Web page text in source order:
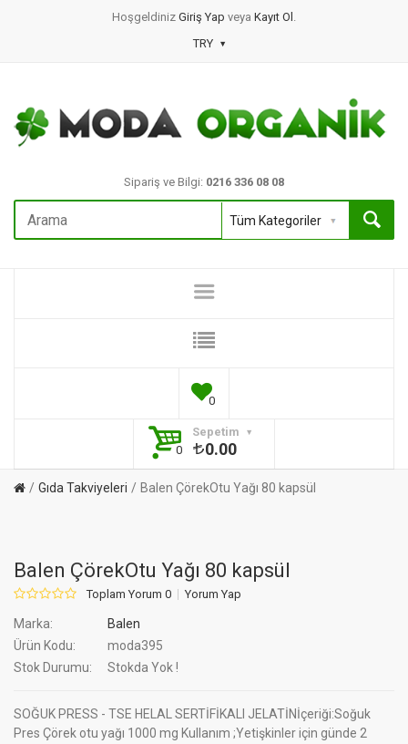
Hoşgeldiniz Giriş Yap veya Kayıt Ol .
TRY
Sipariş ve Bilgi: 0216 336 08 08
0
Sepetim
0
0.00
Gıda Takviyeleri Balen ÇörekOtu Yağı 80 kapsül
Balen ÇörekOtu Yağı 80 kapsül
Toplam Yorum 0 Yorum Yap
Marka:
Balen
Ürün Kodu:
moda395
Stok Durumu:
Stokda Yok !
SOĞUK PRESS - TSE HELAL SERTİFİKALI JELATİNİçeriği:Soğuk
Pres Çörek otu yağı 1000 mg Kullanım ;Yetişkinler için günde 2